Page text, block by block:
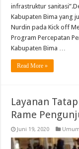
infrastruktur
Kabupaten Bima yang
Nurdin pada Kick off
Program Percepatan
Kabupaten Bima …
Read More »
Layanan
Rame
Juni 19, 2020